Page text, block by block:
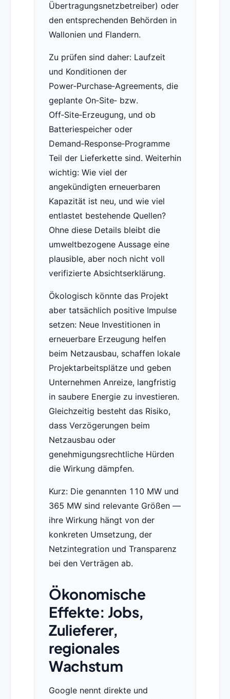
Übertragungsnetzbetreiber) oder
den entsprechenden Behörden in
Wallonien und Flandern.
Zu prüfen sind daher: Laufzeit
und Konditionen der
Power‑Purchase‑Agreements, die
geplante On‑Site‑ bzw.
Off‑Site‑Erzeugung, und ob
Batteriespeicher oder
Demand‑Response‑Programme
Teil der Lieferkette sind. Weiterhin
wichtig: Wie viel der
angekündigten erneuerbaren
Kapazität ist neu, und wie viel
entlastet bestehende Quellen?
Ohne diese Details bleibt die
umweltbezogene Aussage eine
plausible, aber noch nicht voll
verifizierte Absichtserklärung.
Ökologisch könnte das Projekt
aber tatsächlich positive Impulse
setzen: Neue Investitionen in
erneuerbare Erzeugung helfen
beim Netzausbau, schaffen lokale
Projektarbeitsplätze und geben
Unternehmen Anreize, langfristig
in saubere Energie zu investieren.
Gleichzeitig besteht das Risiko,
dass Verzögerungen beim
Netzausbau oder
genehmigungsrechtliche Hürden
die Wirkung dämpfen.
Kurz: Die genannten 110 MW und
365 MW sind relevante Größen —
ihre Wirkung hängt von der
konkreten Umsetzung, der
Netzintegration und Transparenz
bei den Verträgen ab.
Ökonomische
Effekte: Jobs,
Zulieferer,
regionales
Wachstum
Google nennt direkte und